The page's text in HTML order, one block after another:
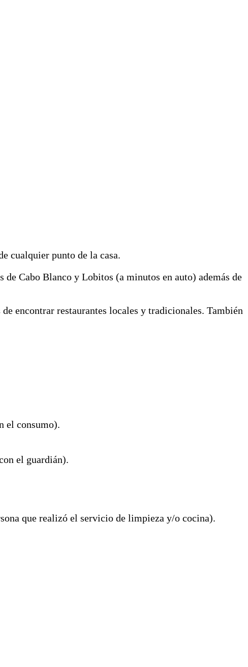
cualquier punto de la casa.
Cabo Blanco y Lobitos (a minutos en auto) además de
encontrar restaurantes locales y tradicionales. También
el consumo).
el guardián).
que realizó el servicio de limpieza y/o cocina).